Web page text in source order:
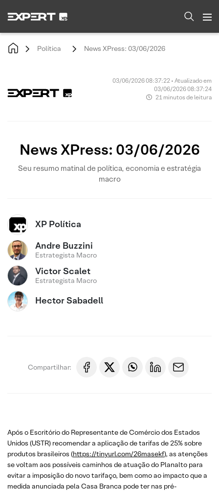
Política News XPress: 03/06/2026
03/06/2026 08:37:22 • Atualizado em
03/06/2026 08:37:24
21 minutos de leitura
News XPress: 03/06/2026
Seu resumo matinal de política, economia e estratégia
macro
XP Política
Andre Buzzini
Estrategista Macro
Victor Scalet
Estrategista Macro
Hector Sabadell
Compartilhar:
Após o Escritório do Representante de Comércio dos Estados
Unidos (USTR) recomendar a aplicação de tarifas de 25% sobre
produtos brasileiros (https://tinyurl.com/26masekf), as atenções
se voltam aos possíveis caminhos de atuação do Planalto para
evitar a imposição do novo tarifaço, bem como ao impacto que a
medida anunciada pela Casa Branca pode ter nas pré-